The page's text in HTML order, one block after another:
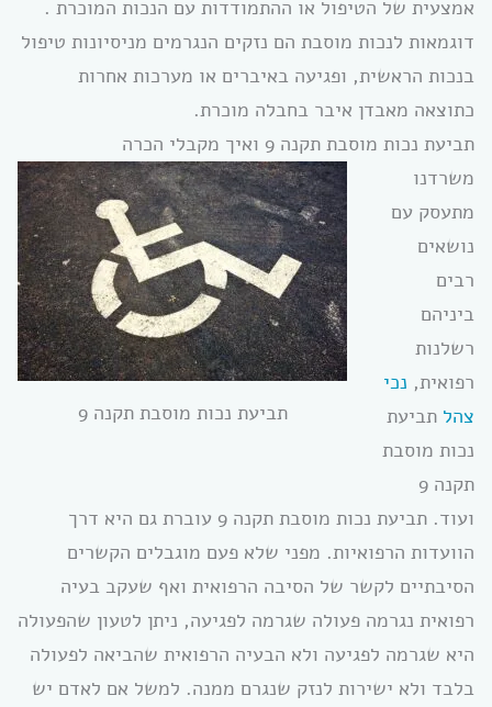
אמצעית של הטיפול או ההתמודדות עם הנכות המוכרת .
דוגמאות לנכות מוסבת הם נזקים הנגרמים מניסיונות טיפול
בנכות הראשית, ופגיעה באיברים או מערכות אחרות
כתוצאה מאבדן איבר בחבלה מוכרת.
תביעת נכות מוסבת תקנה 9 ואיך מקבלי הכרה
תביעת נכות מוסבת תקנה 9
משרדנו
מתעסק עם
נושאים
רבים
ביניהם
רשלנות
רפואית, נכי
צהל תביעת
נכות מוסבת
תקנה 9
ועוד. תביעת נכות מוסבת תקנה 9 עוברת גם היא דרך
הוועדות הרפואיות. מפני שלא פעם מוגבלים הקשרים
הסיבתיים לקשר של הסיבה הרפואית ואף שעקב בעיה
רפואית נגרמה פעולה שגרמה לפגיעה, ניתן לטעון שהפעולה
היא שגרמה לפגיעה ולא הבעיה הרפואית שהביאה לפעולה
בלבד ולא ישירות לנזק שנגרם ממנה. למשל אם לאדם יש